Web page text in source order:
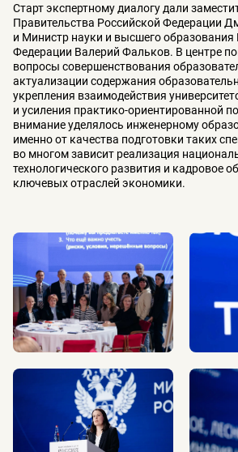
Старт экспертному диалогу дали
Правительства Российской Федерации
и Министр науки и высшего образования
Федерации Валерий Фальков. В центре
вопросы совершенствования
актуализации содержания
укрепления взаимодействия
и усиления практико-ориентированной
внимание уделялось инженерному
именно от качества подготовки таких
во многом зависит реализация
технологического развития и кадровое
ключевых отраслей экономики.